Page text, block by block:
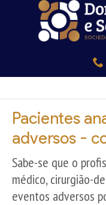
Pacientes
adversos -
Sabe-se que o
médico, cirurgião-
eventos adversos